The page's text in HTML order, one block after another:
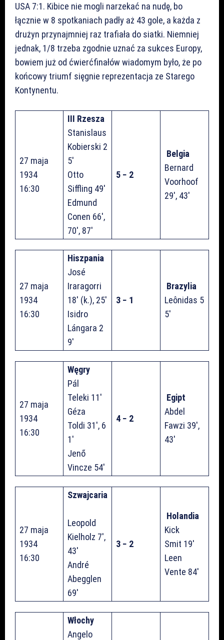
USA 7:1. Kibice nie mogli narzekać na nudę, bo
łącznie w 8 spotkaniach padły aż 43 gole, a każda z
drużyn przynajmniej raz trafiała do siatki. Niemniej
jednak, 1/8 trzeba zgodnie uznać za sukces Europy,
bowiem już od ćwierćfinałów wiadomym było, że po
końcowy triumf sięgnie reprezentacja ze Starego
Kontynentu.
27 maja
1934
16:30
III Rzesza
Stanislaus
Kobierski 2
5′
Otto
Siffling 49′
Edmund
Conen 66′,
70′, 87′
5 − 2
Belgia
Bernard
Voorhoof
29′, 43′
27 maja
1934
16:30
Hiszpania
José
Iraragorri
18′ (k.), 25′
Isidro
Lángara 2
9′
3 − 1
Brazylia
Leônidas 5
5′
27 maja
1934
16:30
Węgry
Pál
Teleki 11′
Géza
Toldi 31′, 6
1′
Jenő
Vincze 54′
4 − 2
Egipt
Abdel
Fawzi 39′,
43′
27 maja
1934
16:30
Szwajcaria
Leopold
Kielholz 7′,
43′
André
Abegglen
69′
3 − 2
Holandia
Kick
Smit 19′
Leen
Vente 84′
Włochy
Angelo